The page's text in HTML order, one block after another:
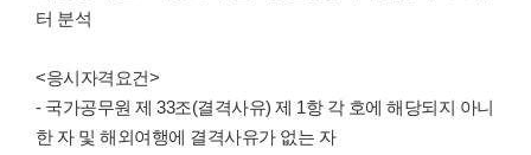
터 분석
<응시자격요건>
- 국가공무원 제 33조(결격사유) 제 1항 각 호에 해당되지 아니
한 자 및 해외여행에 결격사유가 없는 자